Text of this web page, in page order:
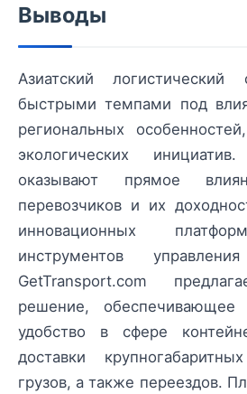
Выводы
Азиатский логистический
быстрыми темпами под
региональных
экологических
оказывают прямое
перевозчиков и их
инновационных
инструментов
GetTransport.com
решение, обеспечивающее
удобство в сфере
доставки
грузов, а также переездов.